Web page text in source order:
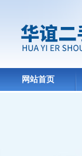
网站首页